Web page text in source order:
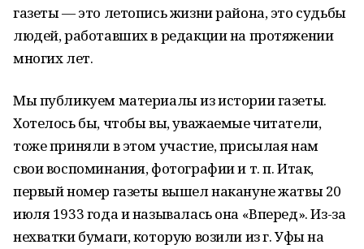
газеты — это летопись жизни района, это судьбы
людей, работавших в редакции на протяжении
многих лет.
Мы публикуем материалы из истории газеты.
Хотелось бы, чтобы вы, уважаемые читатели,
тоже приняли в этом участие, присылая нам
свои воспоминания, фотографии и т. п. Итак,
первый номер газеты вышел накануне жатвы 20
июля 1933 года и называлась она «Вперед». Из-за
нехватки бумаги, которую возили из г. Уфы на